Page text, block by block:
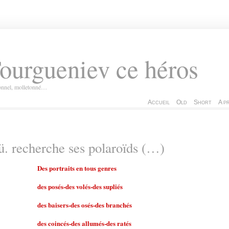
ce héros
molletonné…
Accueil Old Short A
recherche ses polaroïds (…)
Des portraits en tous genres
des posés-des volés-des supliés
des baisers-des osés-des branchés
des coincés-des allumés-des ratés